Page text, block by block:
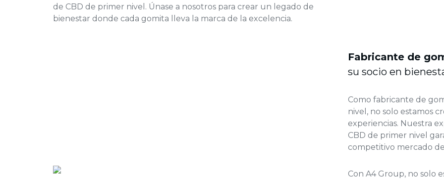
de CBD de primer nivel. Únase a nosotros para crear un legado de
bienestar donde cada gomita lleva la marca de la excelencia.
Fabricante de
su socio en
Como fabricante de
nivel , no solo estamos
experiencias. Nuestra
CBD de primer nivel
competitivo mercado
Con A4 Group, no solo